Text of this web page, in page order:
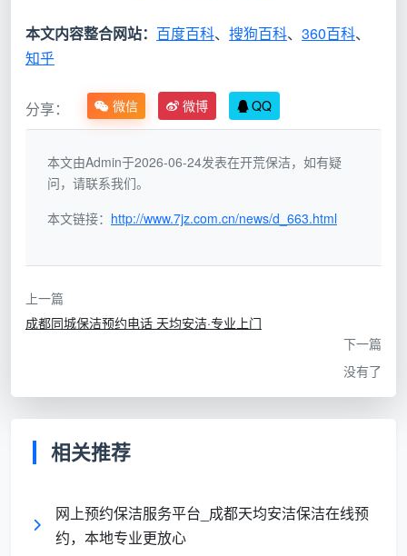
天均安洁的师傅经常遇到的情况是：一个120平方米的
新房，光是窗框凹槽里的腻子渣就要清理将近40分钟。
这类深度清洁需要经过除尘、除胶、除渍、精细化擦拭
四个标准步骤，无法压缩成1小时内的快单。这意味着单
档期，就只能在“等”与“凑合找不专业的人”之间二选一。
真相二：优质团队的好档期永远在“提前一周”就被抢空
据显示，每年3-5月、9-11月，以及月底、节前，开荒
预约量是平时的2-3倍。尤其周末和临近搬家的“吉日”，
经常出现同一小区5家以上同时需要开荒。那种以为“提
前一天打个电话就行”的想法，在旺季约等于主动把靠谱
”，答案已
经不言而喻——不预约，就只能在时间轴上被动等待。
真相三：不预约的“急单”，往往会付出更多隐性成本
工具不全导致玻璃划伤、五金件腐蚀；或者被迫接受临
时加价。天均安洁日常接到过不少补救性订单——业主
本文内容整合网站： 百度百科、 搜狗百科、 360百科、
知乎
分享： 微信 微博 QQ
本文由Admin于2026-06-24发表在开荒保洁，如有疑
问，请联系我们。
本文链接： http://www.7jz.com.cn/news/d_663.html
上一篇
成都同城保洁预约电话 天均安洁·专业上门
下一篇
没有了
相关推荐
网上预约保洁服务平台_成都天均安洁保洁在线预
约，本地专业更放心